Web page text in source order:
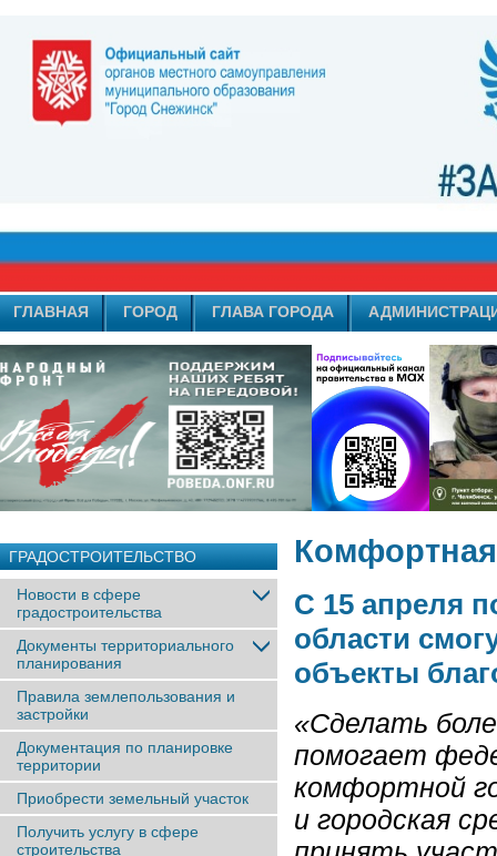
ГЛАВНАЯ ГОРОД ГЛАВА ГОРОДА
ГРАДОСТРОИТЕЛЬСТВО
Новости в сфере
градостроительства
Документы территориального
планирования
Правила землепользования и
застройки
Документация по планировке
территории
Приобрести земельный участок
Получить услугу в сфере
строительства
С 15 апреля
области
объекты
«Сделать
помогает
комфортной
и городская